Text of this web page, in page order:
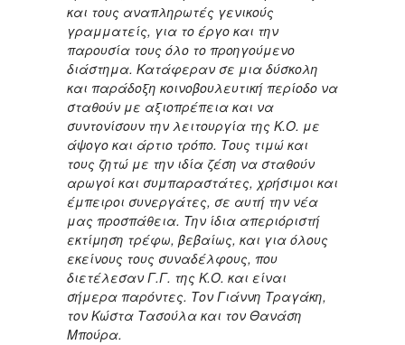
και τους αναπληρωτές γενικούς
γραμματείς, για το έργο και την
παρουσία τους όλο το προηγούμενο
διάστημα. Κατάφεραν σε μια δύσκολη
και παράδοξη κοινοβουλευτική περίοδο να
σταθούν με αξιοπρέπεια και να
συντονίσουν την λειτουργία της Κ.Ο. με
άψογο και άρτιο τρόπο. Τους τιμώ και
τους ζητώ με την ιδία ζέση να σταθούν
αρωγοί και συμπαραστάτες, χρήσιμοι και
έμπειροι συνεργάτες, σε αυτή την νέα
μας προσπάθεια. Την ίδια απεριόριστή
εκτίμηση τρέφω, βεβαίως, και για όλους
εκείνους τους συναδέλφους, που
διετέλεσαν Γ.Γ. της Κ.Ο. και είναι
σήμερα παρόντες. Τον Γιάννη Τραγάκη,
τον Κώστα Τασούλα και τον Θανάση
Μπούρα.